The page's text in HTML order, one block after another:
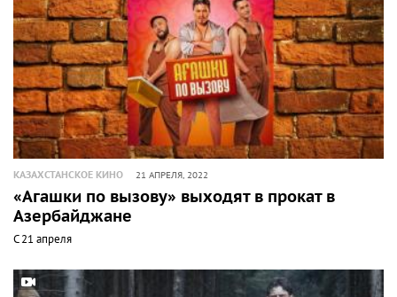
КАЗАХСТАНСКОЕ КИНО 21 АПРЕЛЯ, 2022
«Агашки по вызову» выходят в прокат в
Азербайджане
С 21 апреля